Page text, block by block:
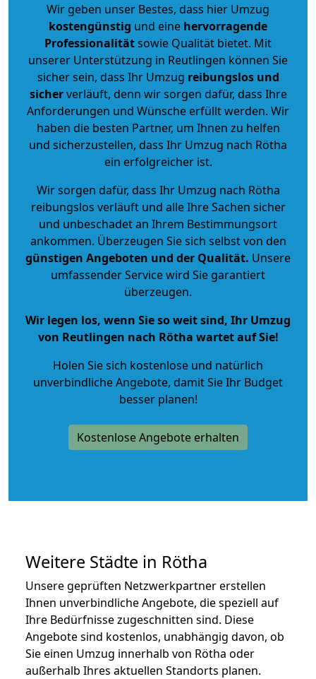
Wir geben unser Bestes, dass hier Umzug
kostengünstig und eine hervorragende
Professionalitätsowie Qualität bietet. Mit
unserer Unterstützung in Reutlingen können Sie
sicher sein, dass Ihr Umzug reibungslos und
sicherverläuft, denn wir sorgen dafür, dass Ihre
Anforderungen und Wünsche erfüllt werden. Wir
haben die besten Partner, um Ihnen zu helfen
und sicherzustellen, dass Ihr Umzug nach Rötha
ein erfolgreicher ist.
Wir sorgen dafür, dass Ihr Umzug nach Rötha
reibungslos verläuft und alle Ihre Sachen sicher
und unbeschadet an Ihrem Bestimmungsort
ankommen. Überzeugen Sie sich selbst von den
günstigen Angeboten und der Qualität. Unsere
umfassender Service wird Sie garantiert
überzeugen.
Wir legen los, wenn Sie so weit sind, Ihr Umzug
von Reutlingen nach Rötha wartet auf Sie!
Holen Sie sich kostenlose und natürlich
unverbindliche Angebote, damit Sie Ihr Budget
besser planen!
Kostenlose Angebote erhalten
Weitere Städte in Rötha
Unsere geprüften Netzwerkpartner erstellen
Ihnen unverbindliche Angebote, die speziell auf
Ihre Bedürfnisse zugeschnitten sind. Diese
Angebote sind kostenlos, unabhängig davon, ob
Sie einen Umzug innerhalb von Rötha oder
außerhalb Ihres aktuellen Standorts planen.